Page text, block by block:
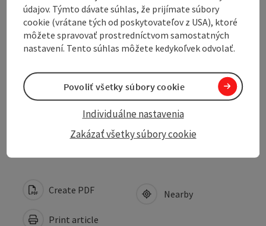
Equipment
Prices
Suitability
Accessibility
Create PDF
Print article
Nearby
údajov. Týmto dávate súhlas, že prijímate súbory
cookie (vrátane tých od poskytovateľov z USA), ktoré
môžete spravovať prostredníctvom samostatných
nastavení. Tento súhlas môžete kedykoľvek odvolať.
Zakázať všetky súbory cookie
Individuálne nastavenia
Povoliť všetky súbory cookie